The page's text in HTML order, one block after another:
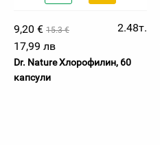
9,20 € 15.3 €
2.48т.
17,99 лв
Dr. Nature Хлорофилин, 60
капсули